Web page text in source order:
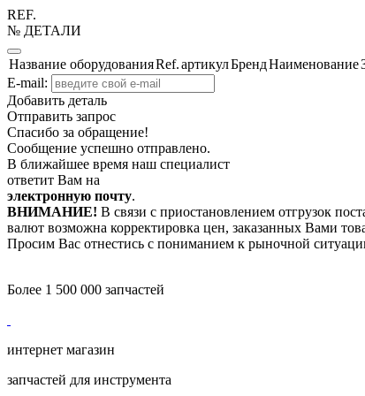
REF.
№ ДЕТАЛИ
Название оборудованияRef.артикулБрендНаименование
E-mail:
Добавить деталь
Отправить запрос
Спасибо за обращение!
Сообщение успешно отправлено.
В ближайшее время наш специалист
ответит Вам на
электронную почту.
ВНИМАНИЕ! В связи с приостановлением отгрузок
валют возможна корректировка цен, заказанных Вами
Просим Вас отнестись с пониманием к рыночной
Более 1 500 000 запчастей
интернет магазин
запчастей для инструмента